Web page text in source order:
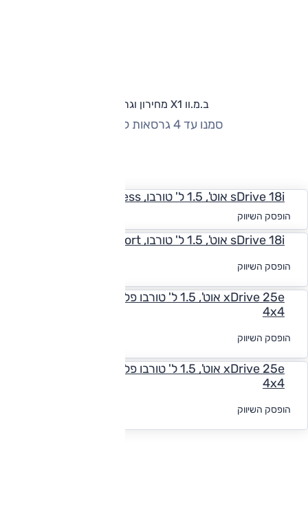
ב.מ.וו X1 מחירון וגרסאות
סמנו עד 4 גרסאות להשוואה
sDrive 18i אוט', 1.5 ל' טורבו, Business
הופסק השיווק
sDrive 18i אוט', 1.5 ל' טורבו, M-Sport
הופסק השיווק
4x4
הופסק השיווק
4x4
הופסק השיווק